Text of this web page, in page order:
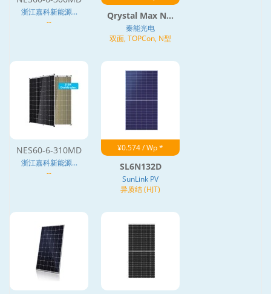
浙江嘉科新能源...
--
Qrystal Max N...
秦能光电
双面, TOPCon, N型
NES60-6-310MD
浙江嘉科新能源...
--
¥0.574 / Wp *
SL6N132D
SunLink PV
异质结 (HJT)